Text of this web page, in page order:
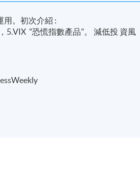
用。初次介紹 :
5.VIX "恐慌指數產品"。 減低投 資風